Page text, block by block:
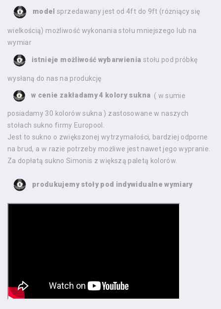
model sprzedawany jest od 4ft do 9ft (różniący się
wielkością) możliwość wykonania stołu mniejszego lub na
wymiar
istnieje możliwość wybarwienia stołu pod próbkę
wysłaną do nas na produkcję
w cenie zakładamy 4 kolory sukna ( w sumie
posiadamy 30 kolorów sukna ) zastosowane w naszych
stołach sukno firmy Europool.
Jest to sukno o zwiększonej wytrzymałości, bardziej odporne
na brud, a w razie potrzeby możliwe jest nawet jego wypranie.
Za dopłatą sukno Simonis z większą paletą kolorów.
produkujemy stoły pod indywidualne wymiary